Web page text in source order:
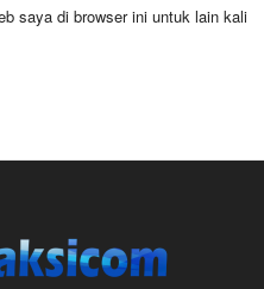
saya di browser ini untuk lain kali